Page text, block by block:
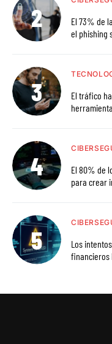
El 73% de
el phishing
El tráfico
El 80% de
para crear
Los
financieros